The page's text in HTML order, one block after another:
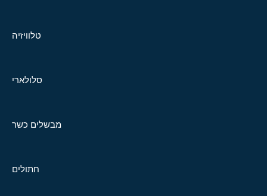
טלוויזיה
סלולארי
מבשלים כשר
חתולים